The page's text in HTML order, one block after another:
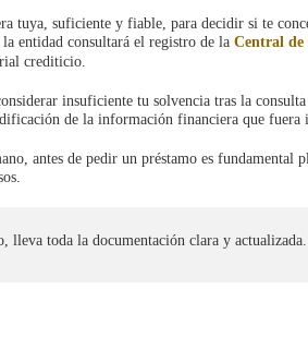
tuya, suficiente y fiable, para decidir si te
entidad consultará el registro de la Central de
crediticio.
insuficiente tu solvencia tras la
de la información financiera que fuera
antes de pedir un préstamo es fundamental
lleva toda la documentación clara y